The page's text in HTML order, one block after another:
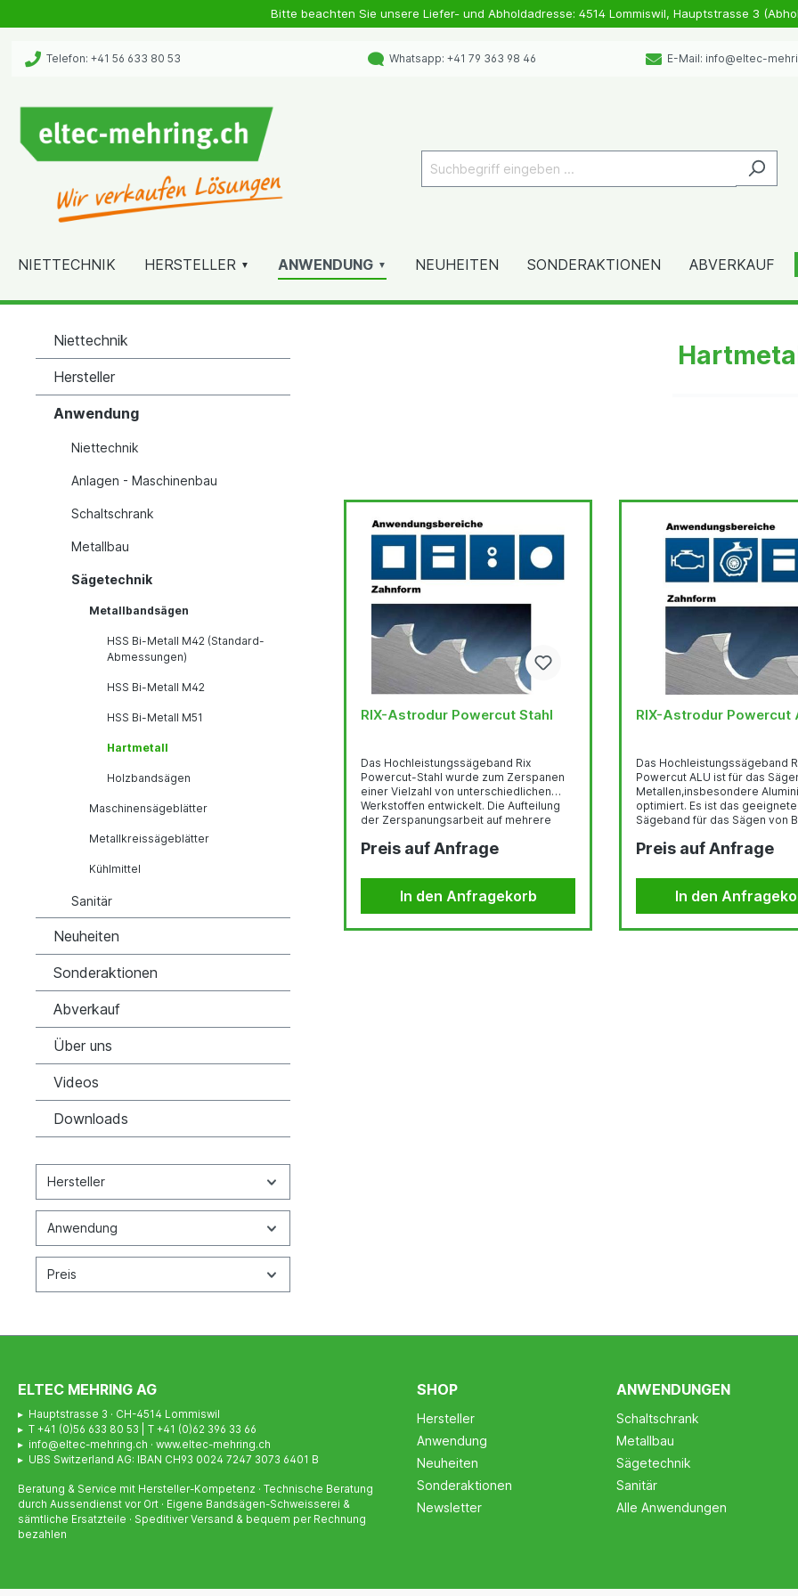
Bitte beachten Sie unsere Liefer- und Abholdadresse: 4514 Lommiswil, Hauptstrasse 3
Telefon: +41 56 633 80 53 Whatsapp: +41 79 363 98 46 E-Mail: info@eltec-
NIETTECHNIK HERSTELLER ANWENDUNG NEUHEITEN SONDERAKTIONEN ABVERKAUF
Niettechnik
Hersteller
Anwendung
Niettechnik
Anlagen - Maschinenbau
Schaltschrank
Metallbau
Sägetechnik
Metallbandsägen
HSS Bi-Metall M42 (Standard-
Abmessungen)
HSS Bi-Metall M42
HSS Bi-Metall M51
Hartmetall
Holzbandsägen
Maschinensägeblätter
Metallkreissägeblätter
Kühlmittel
Sanitär
Neuheiten
Sonderaktionen
Abverkauf
Über uns
Videos
Downloads
Hersteller
Anwendung
Preis
RIX-Astrodur Powercut Stahl
Das Hochleistungssägeband Rix
Powercut-Stahl wurde zum Zerspanen
einer Vielzahl von unterschiedlichen
Werkstoffen entwickelt. Die Aufteilung
der Zerspanungsarbeit auf mehrere
verbunden mit einer präzisen
Schliffgeometrie, führt zu einer
besonderen Laufruhe des Sägebandes.
Preis auf Anfrage
In den Anfragekorb
RIX-Astrodur Powercut
Das Hochleistungssägeband
Powercut ALU ist für das Sägen von NE
Metallen,insbesondere
optimiert. Es ist das geeignete
Sägeband für das Sägen von
Biegewechselfestigkeit des
hochlegierten Trägerbandes
widerstehtdas Sägeband den
Bandlaufgeschwindigkeiten
Vorschüben bei
Lebensdauer. Die einzigartige
Preis auf Anfrage
In den
ELTEC MEHRING AG
▸ Hauptstrasse 3 · CH-4514 Lommiswil
▸ T +41 (0)56 633 80 53 | T +41 (0)62 396 33 66
▸ info@eltec-mehring.ch · www.eltec-mehring.ch
▸ UBS Switzerland AG: IBAN CH93 0024 7247 3073 6401 B
Beratung & Service mit Hersteller-Kompetenz · Technische Beratung
durch Aussendienst vor Ort · Eigene Bandsägen-Schweisserei &
sämtliche Ersatzteile · Speditiver Versand & bequem per Rechnung
bezahlen
SHOP
Hersteller
Anwendung
Neuheiten
Sonderaktionen
Newsletter
ANWENDUNGEN
Schaltschrank
Metallbau
Sägetechnik
Sanitär
Alle Anwendungen